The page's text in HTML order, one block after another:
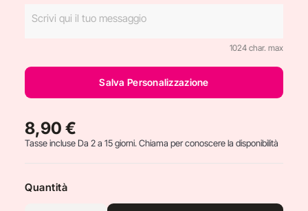
1024 char. max
Salva Personalizzazione
8,90 €
Tasse incluseDa 2 a 15 giorni. Chiama per conoscere la disponibilità
Quantità